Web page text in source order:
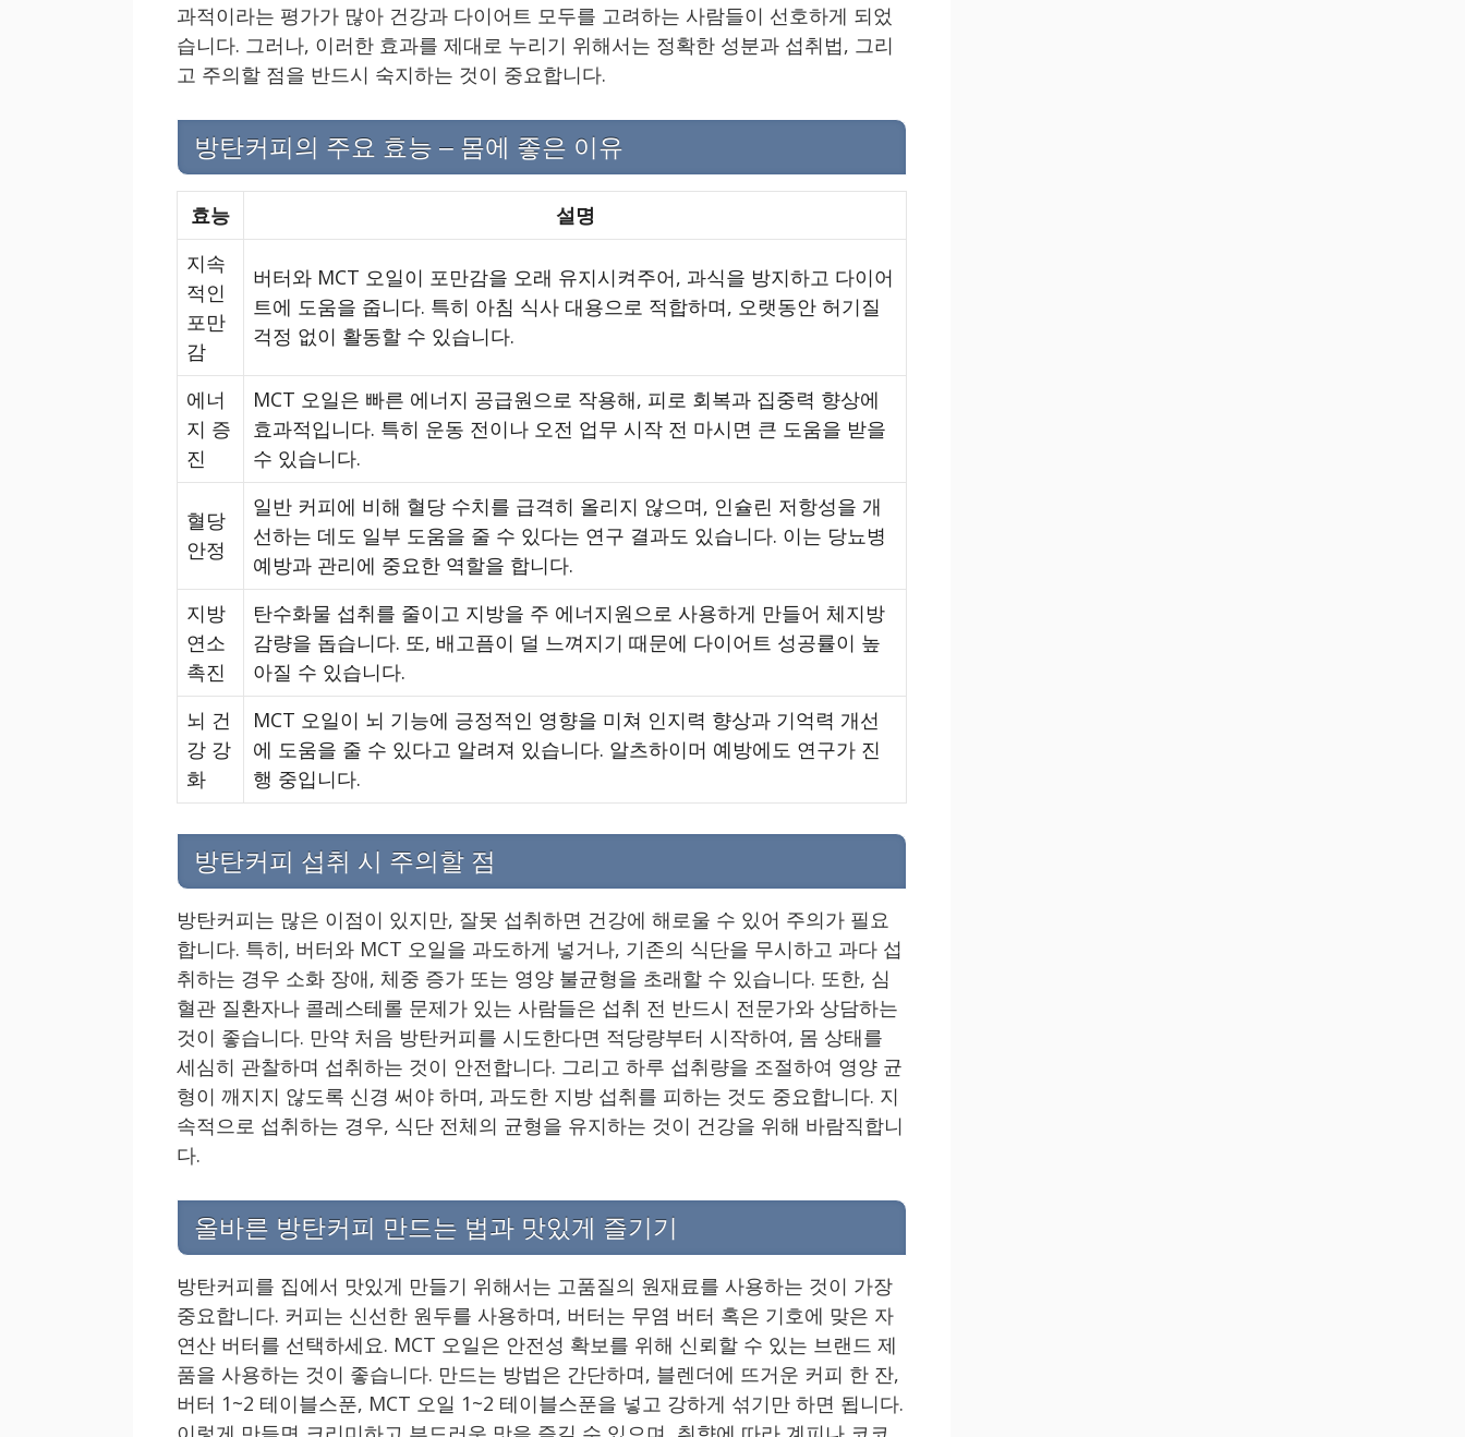
과적이라는 평가가 많아 건강과 다이어트 모두를 고려하는 사람들이 선호하게 되었
습니다. 그러나, 이러한 효과를 제대로 누리기 위해서는 정확한 성분과 섭취법, 그리
고 주의할 점을 반드시 숙지하는 것이 중요합니다.
방탄커피의 주요 효능 – 몸에 좋은 이유
효능
설명
지속
적인
포만
감
버터와 MCT 오일이 포만감을 오래 유지시켜주어, 과식을 방지하고 다이어
트에 도움을 줍니다. 특히 아침 식사 대용으로 적합하며, 오랫동안 허기질
걱정 없이 활동할 수 있습니다.
에너
지 증
진
MCT 오일은 빠른 에너지 공급원으로 작용해, 피로 회복과 집중력 향상에
효과적입니다. 특히 운동 전이나 오전 업무 시작 전 마시면 큰 도움을 받을
수 있습니다.
혈당
안정
일반 커피에 비해 혈당 수치를 급격히 올리지 않으며, 인슐린 저항성을 개
선하는 데도 일부 도움을 줄 수 있다는 연구 결과도 있습니다. 이는 당뇨병
예방과 관리에 중요한 역할을 합니다.
지방
연소
촉진
탄수화물 섭취를 줄이고 지방을 주 에너지원으로 사용하게 만들어 체지방
감량을 돕습니다. 또, 배고픔이 덜 느껴지기 때문에 다이어트 성공률이 높
아질 수 있습니다.
뇌 건
강 강
화
MCT 오일이 뇌 기능에 긍정적인 영향을 미쳐 인지력 향상과 기억력 개선
에 도움을 줄 수 있다고 알려져 있습니다. 알츠하이머 예방에도 연구가 진
행 중입니다.
방탄커피 섭취 시 주의할 점
방탄커피는 많은 이점이 있지만, 잘못 섭취하면 건강에 해로울 수 있어 주의가 필요
합니다. 특히, 버터와 MCT 오일을 과도하게 넣거나, 기존의 식단을 무시하고 과다 섭
취하는 경우 소화 장애, 체중 증가 또는 영양 불균형을 초래할 수 있습니다. 또한, 심
혈관 질환자나 콜레스테롤 문제가 있는 사람들은 섭취 전 반드시 전문가와 상담하는
것이 좋습니다. 만약 처음 방탄커피를 시도한다면 적당량부터 시작하여, 몸 상태를
세심히 관찰하며 섭취하는 것이 안전합니다. 그리고 하루 섭취량을 조절하여 영양 균
형이 깨지지 않도록 신경 써야 하며, 과도한 지방 섭취를 피하는 것도 중요합니다. 지
속적으로 섭취하는 경우, 식단 전체의 균형을 유지하는 것이 건강을 위해 바람직합니
다.
올바른 방탄커피 만드는 법과 맛있게 즐기기
방탄커피를 집에서 맛있게 만들기 위해서는 고품질의 원재료를 사용하는 것이 가장
중요합니다. 커피는 신선한 원두를 사용하며, 버터는 무염 버터 혹은 기호에 맞은 자
연산 버터를 선택하세요. MCT 오일은 안전성 확보를 위해 신뢰할 수 있는 브랜드 제
품을 사용하는 것이 좋습니다. 만드는 방법은 간단하며, 블렌더에 뜨거운 커피 한 잔,
버터 1~2 테이블스푼, MCT 오일 1~2 테이블스푼을 넣고 강하게 섞기만 하면 됩니다.